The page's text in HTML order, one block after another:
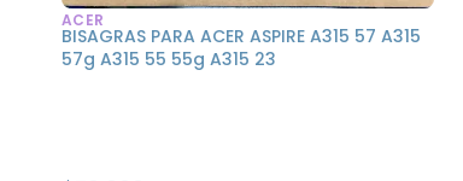
ACER
BISAGRAS PARA ACER ASPIRE A315 57 A315
57g A315 55 55g A315 23